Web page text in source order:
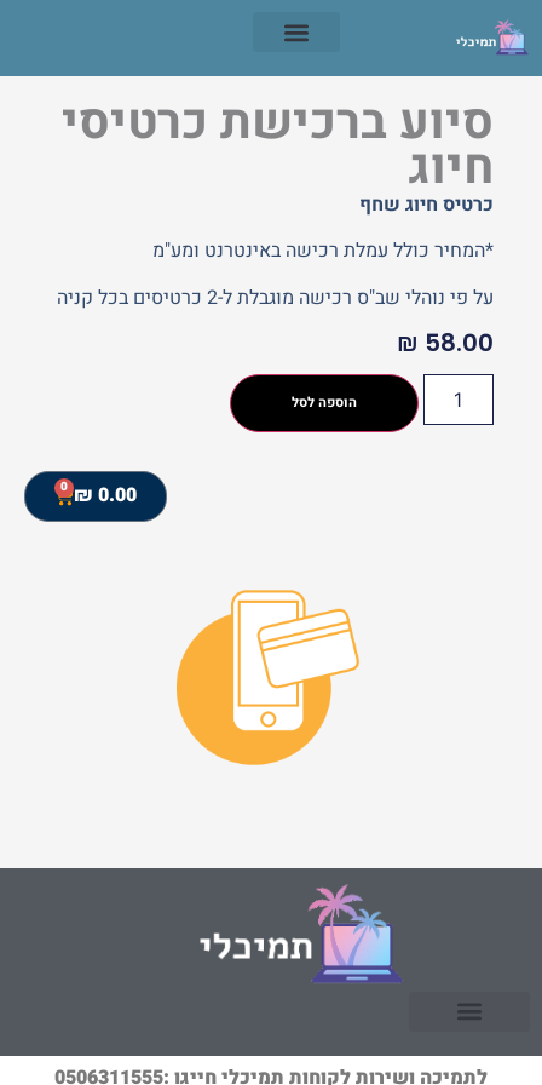
סיוע ברכישת כרטיסי
חיוג
כרטיס חיוג שחף
*המחיר כולל עמלת רכישה באינטרנט ומע"מ
על פי נוהלי שב"ס רכישה מוגבלת ל-2 כרטיסים בכל קניה
₪ 58.00
הוספה לסל
₪ 0.00
0
לתמיכה ושירות לקוחות תמיכלי חייגו :0506311555